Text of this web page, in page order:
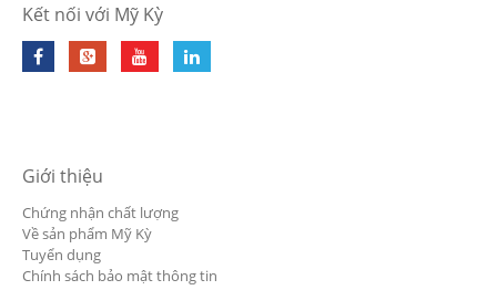
Kết nối với Mỹ Kỳ
Giới thiệu
Chứng nhận chất lượng
Về sản phẩm Mỹ Kỳ
Tuyển dụng
Chính sách bảo mật thông tin